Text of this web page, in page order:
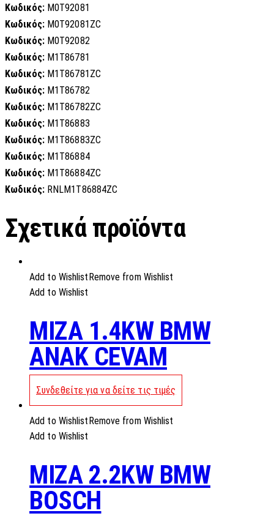
Κωδικός: M0T92081
Κωδικός: M0T92081ZC
Κωδικός: M0T92082
Κωδικός: M1T86781
Κωδικός: M1T86781ZC
Κωδικός: M1T86782
Κωδικός: M1T86782ZC
Κωδικός: M1T86883
Κωδικός: M1T86883ZC
Κωδικός: M1T86884
Κωδικός: M1T86884ZC
Κωδικός: RNLM1T86884ZC
Σχετικά προϊόντα
Add to Wishlist Remove from Wishlist
Add to Wishlist
MIZA 1.4KW BMW
ANAK CEVAM
Συνδεθείτε για να δείτε τις τιμές
Add to Wishlist Remove from Wishlist
Add to Wishlist
MIZA 2.2KW BMW
BOSCH